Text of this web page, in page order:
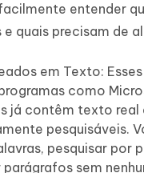
entender
e quais precisam de
em Texto:
como
já contêm texto real
pesquisáveis.
pesquisar por
sem